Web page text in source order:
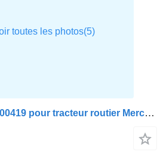
Amortisseur A3758900419 pour tracteur routier Mercedes-Benz AXOR